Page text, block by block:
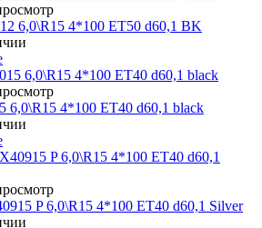
6,0\R15 4*100 ET50 d60,1 BK
6,0\R15 4*100 ET40 d60,1 black
P 6,0\R15 4*100 ET40 d60,1 Silver